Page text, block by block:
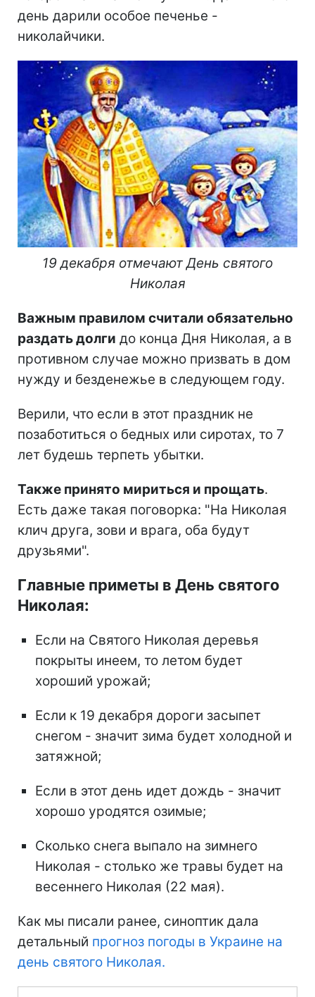
день дарили особое печенье -
николайчики.
19 декабря отмечают День святого
Николая
Важным правилом считали обязательно
раздать долги до конца Дня Николая, а в
противном случае можно призвать в дом
нужду и безденежье в следующем году.
Верили, что если в этот праздник не
позаботиться о бедных или сиротах, то 7
лет будешь терпеть убытки.
Также принято мириться и прощать.
Есть даже такая поговорка: "На Николая
клич друга, зови и врага, оба будут
друзьями".
Главные приметы в День святого
Николая:
Если на Святого Николая деревья
покрыты инеем, то летом будет
хороший урожай;
Если к 19 декабря дороги засыпет
снегом - значит зима будет холодной и
затяжной;
Если в этот день идет дождь - значит
хорошо уродятся озимые;
Сколько снега выпало на зимнего
Николая - столько же травы будет на
весеннего Николая (22 мая).
Как мы писали ранее, синоптик дала
детальный прогноз погоды в Украине на
день святого Николая.